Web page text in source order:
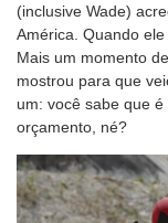
(inclusive Wade)
América. Quando
Mais um momento
mostrou para que
um: você sabe que
orçamento, né?